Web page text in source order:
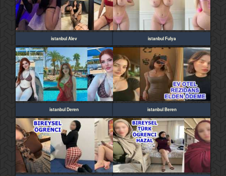
istanbul Alev istanbul Fulya
istanbul Deren istanbul Beren